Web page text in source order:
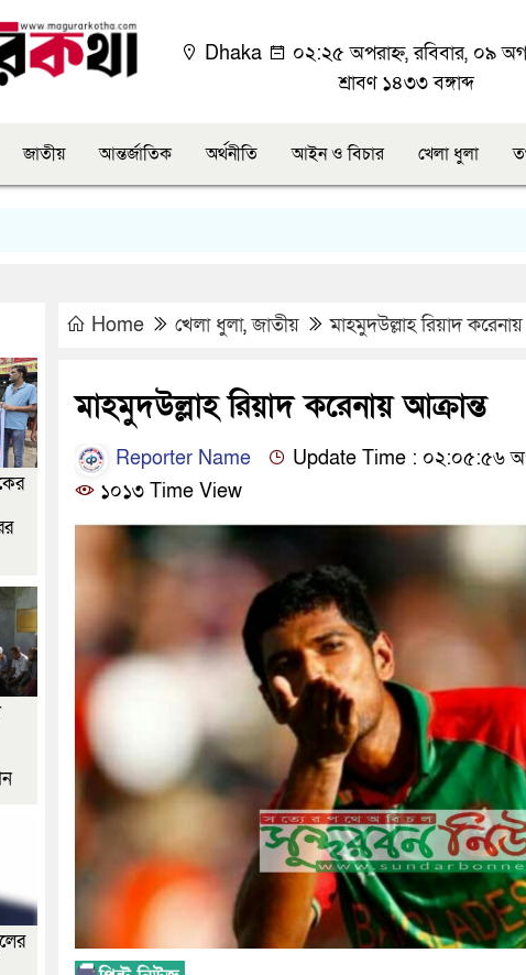
Dhaka
০২:২৫ অপরাহ্ন, রবিবার, ০৯
শ্রাবণ ১৪৩৩ বঙ্গাব্দ
জাতীয় আন্তর্জাতিক অর্থনীতি আইন ও বিচার খেলা ধুলা
Home খেলা ধুলা,জাতীয় মাহমুদউল্লাহ রিয়াদ
মাহমুদউল্লাহ রিয়াদ করেনায় আক্রান্ত
Reporter Name
Update Time : ০২:০৫:৫৬
১০১৩ Time View